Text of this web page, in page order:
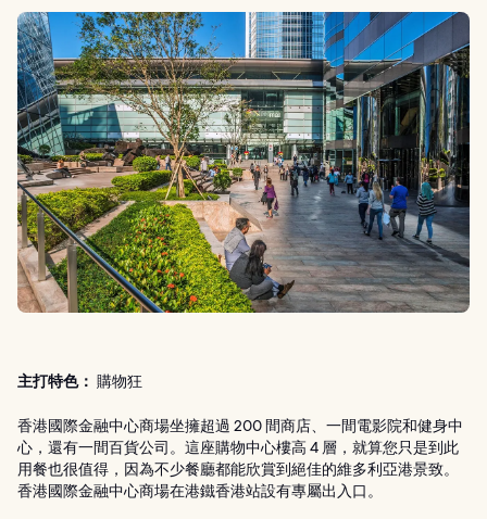
主打特色： 購物狂
香港國際金融中心商場坐擁超過 200 間商店、一間電影院和健身中
心，還有一間百貨公司。這座購物中心樓高 4 層，就算您只是到此
用餐也很值得，因為不少餐廳都能欣賞到絕佳的維多利亞港景致。
香港國際金融中心商場在港鐵香港站設有專屬出入口。